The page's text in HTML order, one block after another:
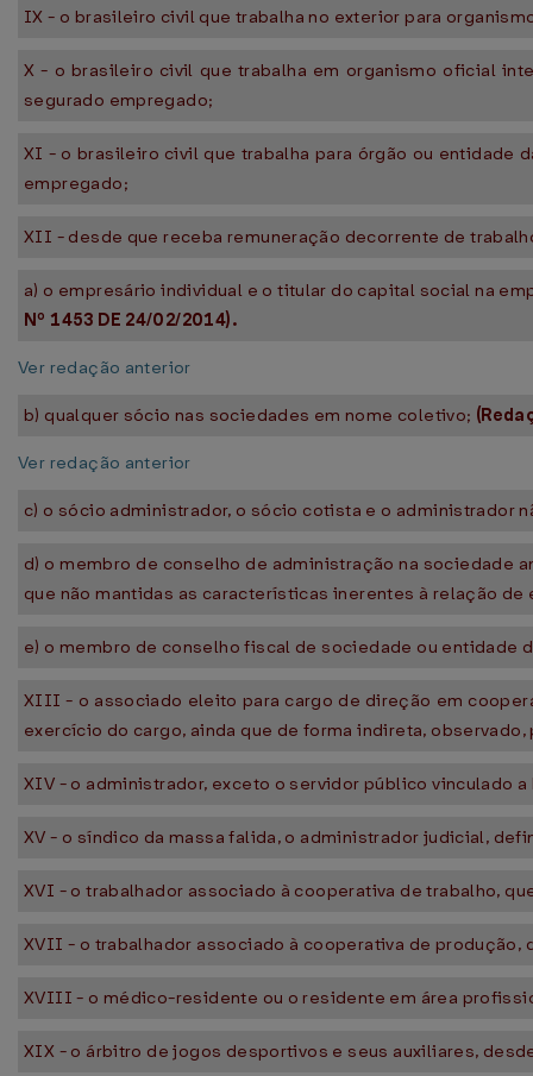
IX - o brasileiro civil que trabalha no exterior para
X - o brasileiro civil que trabalha em organismo oficial
segurado empregado;
XI - o brasileiro civil que trabalha para órgão ou entidade
empregado;
XII - desde que receba remuneração decorrente de
a) o empresário individual e o titular do capital social na
Nº 1453 DE 24/02/2014).
Ver redação anterior
b) qualquer sócio nas sociedades em nome coletivo;
Ver redação anterior
c) o sócio administrador, o sócio cotista e o administrador
d) o membro de conselho de administração na sociedade
que não mantidas as características inerentes à relação de
e) o membro de conselho fiscal de sociedade ou entidade
XIII - o associado eleito para cargo de direção em
exercício do cargo, ainda que de forma indireta,
XIV - o administrador, exceto o servidor público vinculado
XV - o síndico da massa falida, o administrador judicial,
XVI - o trabalhador associado à cooperativa de trabalho,
XVII - o trabalhador associado à cooperativa de
XVIII - o médico-residente ou o residente em área
XIX - o árbitro de jogos desportivos e seus auxiliares,